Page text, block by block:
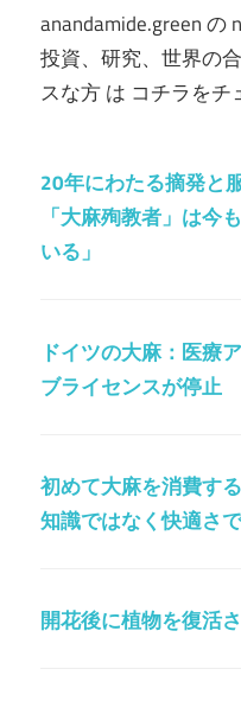
anandamide.green の
投資、研究、世界の
スな方 は コチラをチ
20年にわたる摘発と
「大麻殉教者」は今
いる」
ドイツの大麻：医療
ブライセンスが停止
初めて大麻を消費す
知識ではなく快適さ
開花後に植物を復活